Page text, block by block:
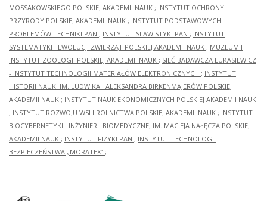
MOSSAKOWSKIEGO POLSKIEJ AKADEMII NAUK ; INSTYTUT OCHRONY
PRZYRODY POLSKIEJ AKADEMII NAUK ; INSTYTUT PODSTAWOWYCH
PROBLEMÓW TECHNIKI PAN ; INSTYTUT SLAWISTYKI PAN ; INSTYTUT
SYSTEMATYKI I EWOLUCJI ZWIERZĄT POLSKIEJ AKADEMII NAUK ; MUZEUM I
INSTYTUT ZOOLOGII POLSKIEJ AKADEMII NAUK ; SIEĆ BADAWCZA ŁUKASIEWICZ
- INSTYTUT TECHNOLOGII MATERIAŁÓW ELEKTRONICZNYCH ; INSTYTUT
HISTORII NAUKI IM. LUDWIKA I ALEKSANDRA BIRKENMAJERÓW POLSKIEJ
AKADEMII NAUK ; INSTYTUT NAUK EKONOMICZNYCH POLSKIEJ AKADEMII NAUK
; INSTYTUT ROZWOJU WSI I ROLNICTWA POLSKIEJ AKADEMII NAUK ; INSTYTUT
BIOCYBERNETYKI I INŻYNIERII BIOMEDYCZNEJ IM. MACIEJA NAŁĘCZA POLSKIEJ
AKADEMII NAUK ; INSTYTUT FIZYKI PAN ; INSTYTUT TECHNOLOGII
BEZPIECZEŃSTWA „MORATEX” ;